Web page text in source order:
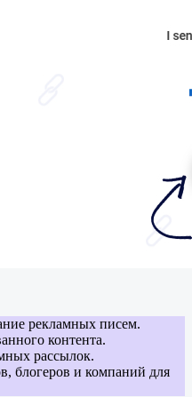
рекламных писем.
контента.
рассылок.
блогеров и компаний для